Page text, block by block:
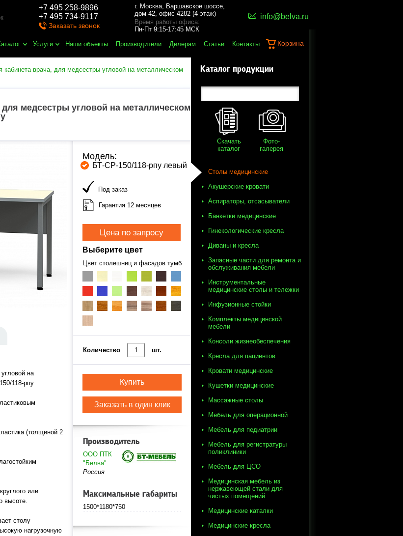
+7 495 258-9896
+7 495 734-9117
Заказать звонок
г. Москва, Варшавское шоссе,
дом 42, офис 4282 (4 этаж)
Время работы офиса:
Пн-Пт 9:15-17:45 МСК
info@belva.ru
Услуги Наши объекты Производители Дилерам Статьи Контакты Корзина
кабинета врача, для медсестры угловой на металлическом
медсестры угловой на металлическом
на
118-рпу
(толщиной 2
или
высоте.
столу
нагрузочную
Модель:
БТ-СР-150/118-рпу левый
Под заказ
Гарантия 12 месяцев
Цена по запросу
Выберите цвет
Цвет столешниц и фасадов тумб
Количество шт.
Купить
Заказать в один клик
Производитель
ООО ПТК
"Белва"
Россия
Максимальные габариты
1500*1180*750
Каталог продукции
Скачать
каталог
Фото-
галерея
Столы медицинские
Акушерские кровати
Аспираторы, отсасыватели
Банкетки медицинские
Гинекологические кресла
Диваны и кресла
Запасные части для ремонта и
обслуживания мебели
Инструментальные
медицинские столы и тележки
Инфузионные стойки
Комплекты медицинской
мебели
Консоли жизнеобеспечения
Кресла для пациентов
Кровати медицинские
Кушетки медицинские
Массажные столы
Мебель для операционной
Мебель для педиатрии
Мебель для регистратуры
поликлиники
Мебель для ЦСО
Медицинская мебель из
нержавеющей стали для
чистых помещений
Медицинские каталки
Медицинские кресла